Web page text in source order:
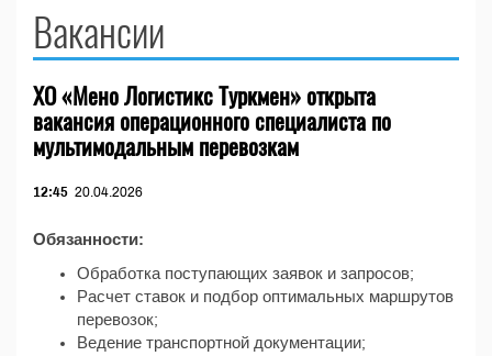
Вакансии
XO «Мено Логистикс Туркмен» открыта
вакансия операционного специалиста по
мультимодальным перевозкам
12:45 20.04.2026
Обязанности:
Обработка поступающих заявок и запросов;
Расчет ставок и подбор оптимальных маршрутов
перевозок;
Ведение транспортной документации;